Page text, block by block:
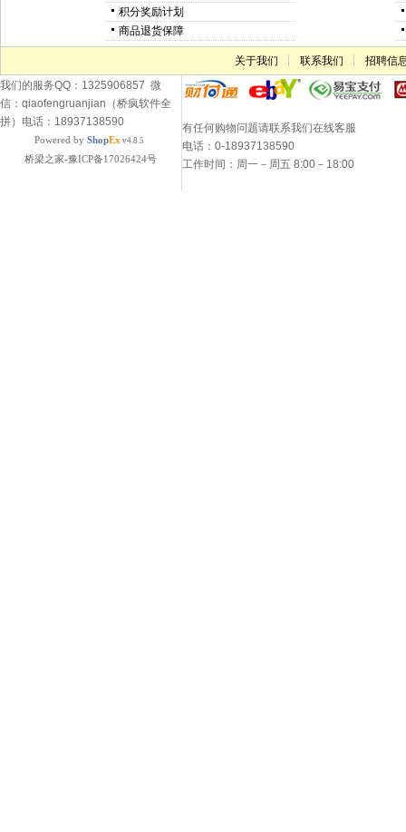
积分奖励计划
商品退货保障
关于我们 联系我们
招聘信
我们的服务QQ：1325906857 微
信：qiaofengruanjian（桥疯软件全
拼）电话：18937138590
Powered by ShopEx v4.8.5
桥梁之家-豫ICP备17026424号
有任何购物问题请联系我们在线客服
电话：0-18937138590
工作时间：周一－周五 8:00－18:00